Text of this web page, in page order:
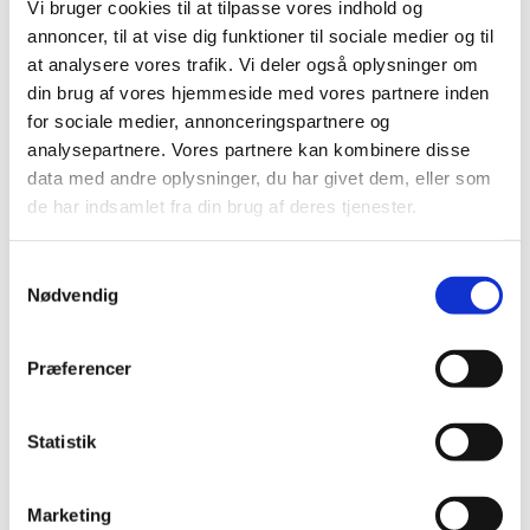
Vi bruger cookies til at tilpasse vores indhold og
annoncer, til at vise dig funktioner til sociale medier og til
at analysere vores trafik. Vi deler også oplysninger om
din brug af vores hjemmeside med vores partnere inden
for sociale medier, annonceringspartnere og
analysepartnere. Vores partnere kan kombinere disse
data med andre oplysninger, du har givet dem, eller som
de har indsamlet fra din brug af deres tjenester.
Nødvendig
Præferencer
Statistik
Marketing